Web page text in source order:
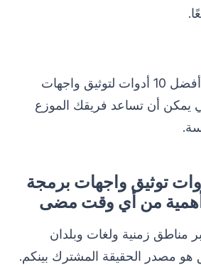
الآن، دعنا نستكشف أفضل 10 أدوات لتوثيق واجهات
يمكن أن تساعد فريقك الموزع
توثيق واجهات برمجة
أهمية من أي وقت مضى
مناطق زمنية ولغات وبلدان
هو مصدر الحقيقة المشترك بينكم.